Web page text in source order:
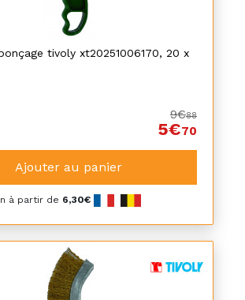
tivoly xt20251006170, 20 x
9€88
5€70
Ajouter au panier
à partir de 6,30€